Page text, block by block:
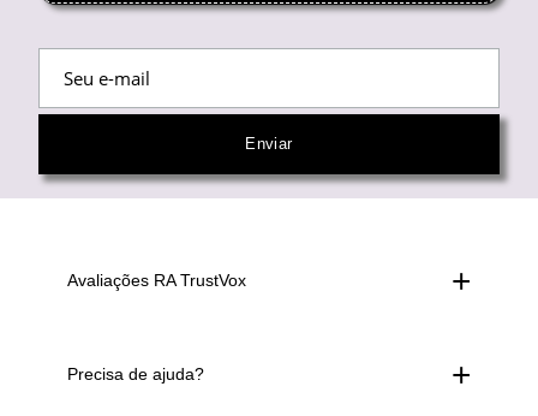
Avaliações RA TrustVox
Precisa de ajuda?